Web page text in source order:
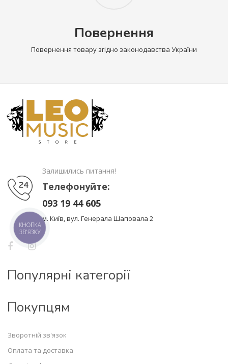
Повернення
Повернення товару згідно законодавства України
Залишились питання!
Телефонуйте:
093 19 44 605
м. Київ, вул. Генерала Шаповала 2
Популярні категорії
Покупцям
Зворотній зв'язок
Оплата та доставка
КНОПКА
ЗВ'ЯЗКУ